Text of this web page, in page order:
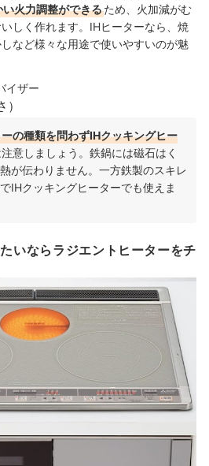
火力調整ができるため、火加減がむ
しく作れます。IHヒーターなら、焼
など様々な用途で使いやすいのが魅
イザー
の種類を問わずIHクッキングヒー
意しましょう。鉄鍋には磁石はく
が伝わりません。一方鉄製のスキレ
IHクッキングヒーターでも使えま
いならラジエントヒーターをチ